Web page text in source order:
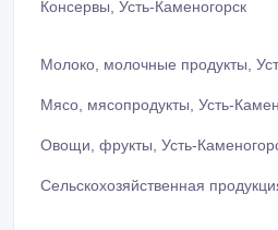
Консервы, Усть-Каменогорск
Молоко, молочные продукты,
Мясо, мясопродукты, Усть-
Овощи, фрукты, Усть-
Сельскохозяйственная